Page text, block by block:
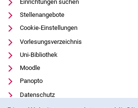
Einrichtungen suchen
Stellenangebote
Cookie-Einstellungen
Vorlesungsverzeichnis
Uni-Bibliothek
Moodle
Panopto
Datenschutz